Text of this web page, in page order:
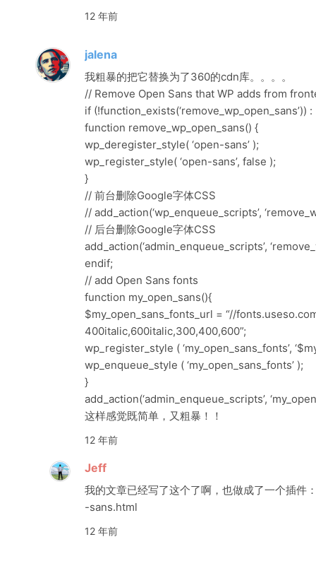
12 年前
jalena
我粗暴的把它替换为了360的cdn库。。。。
// Remove Open Sans that WP adds from
if (!function_exists(‘remove_wp_open_sans’)) :
function remove_wp_open_sans() {
wp_deregister_style( ‘open-sans’ );
wp_register_style( ‘open-sans’, false );
}
// 前台删除Google字体CSS
// add_action(‘wp_enqueue_scripts’,
// 后台删除Google字体CSS
add_action(‘admin_enqueue_scripts’,
endif;
// add Open Sans fonts
function my_open_sans(){
$my_open_sans_fonts_url = “//
400italic,600italic,300,400,600”;
wp_register_style ( ‘my_open_sans_fonts’,
wp_enqueue_style ( ‘my_open_sans_fonts’ );
}
add_action(‘admin_enqueue_scripts’,
这样感觉既简单，又粗暴！！
12 年前
Jeff
我的文章已经写了这个了啊，也做成了一个插
-sans.html
12 年前